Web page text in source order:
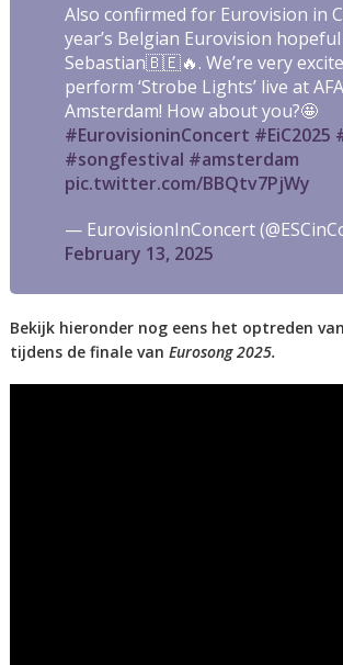
Also confirmed for Eurovision in
year’s Belgian Eurovision hopeful
Sebastian🇧🇪🔥. We’re very
perform ‘Strobe Lights’ live at
Amsterdam! How about you?🤩
#EurovisioninConcert #EiC2025
#songfestival #amsterdam
pic.twitter.com/BBQtv7PjWy
— EurovisionInConcert
February 13, 2025
Bekijk hieronder nog eens het optreden
tijdens de finale van Eurosong 2025.